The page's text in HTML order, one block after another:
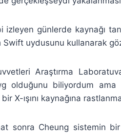
izleyen günlerde kaynağı
Swift uydusunu kullanarak
Araştırma
olduğunu biliyordum ama
X-ışını kaynağına
sonra Cheung sistemin